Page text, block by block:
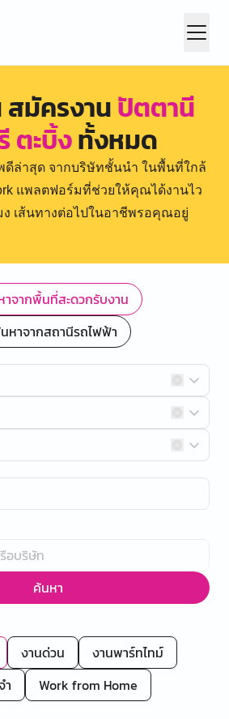
สมัครงานปัตตานี
ตะบิ้งทั้งหมด
ล่าสุด จากบริษัทชั้นนำ ในพื้นที่ใกล้
แพลตฟอร์มที่ช่วยให้คุณได้งานไว
ง เส้นทางต่อไปในอาชีพรอคุณอยู่
าจากพื้นที่สะดวกรับงาน
หาจากสถานีรถไฟฟ้า
ค้นหา
งานด่วน
งานพาร์ทไทม์
ำ
Work from Home